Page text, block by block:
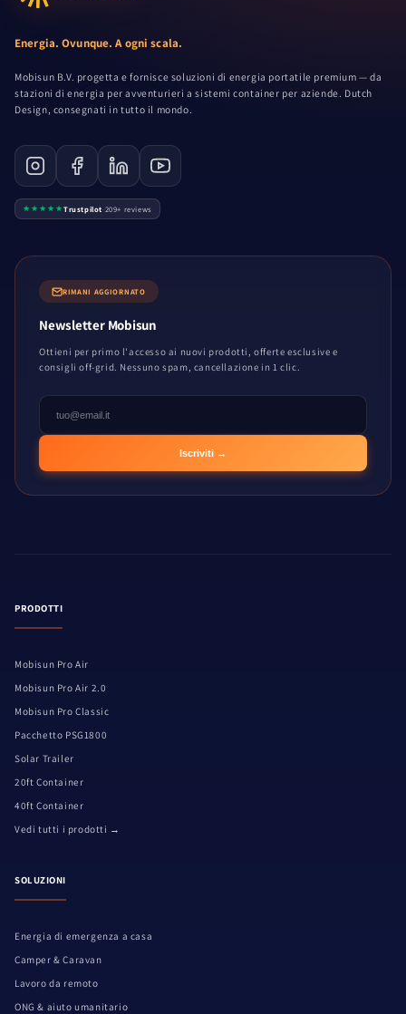
Energia. Ovunque. A ogni scala.
Mobisun B.V. progetta e fornisce soluzioni di energia portatile premium — da
stazioni di energia per avventurieri a sistemi container per aziende. Dutch
Design, consegnati in tutto il mondo.
★★★★★Trustpilot·209+ reviews
RIMANI AGGIORNATO
Newsletter Mobisun
Ottieni per primo l'accesso ai nuovi prodotti, offerte esclusive e
consigli off-grid. Nessuno spam, cancellazione in 1 clic.
Iscriviti →
PRODOTTI
Mobisun Pro Air
Mobisun Pro Air 2.0
Mobisun Pro Classic
Pacchetto PSG1800
Solar Trailer
20ft Container
40ft Container
Vedi tutti i prodotti →
SOLUZIONI
Energia di emergenza a casa
Camper & Caravan
Lavoro da remoto
ONG & aiuto umanitario